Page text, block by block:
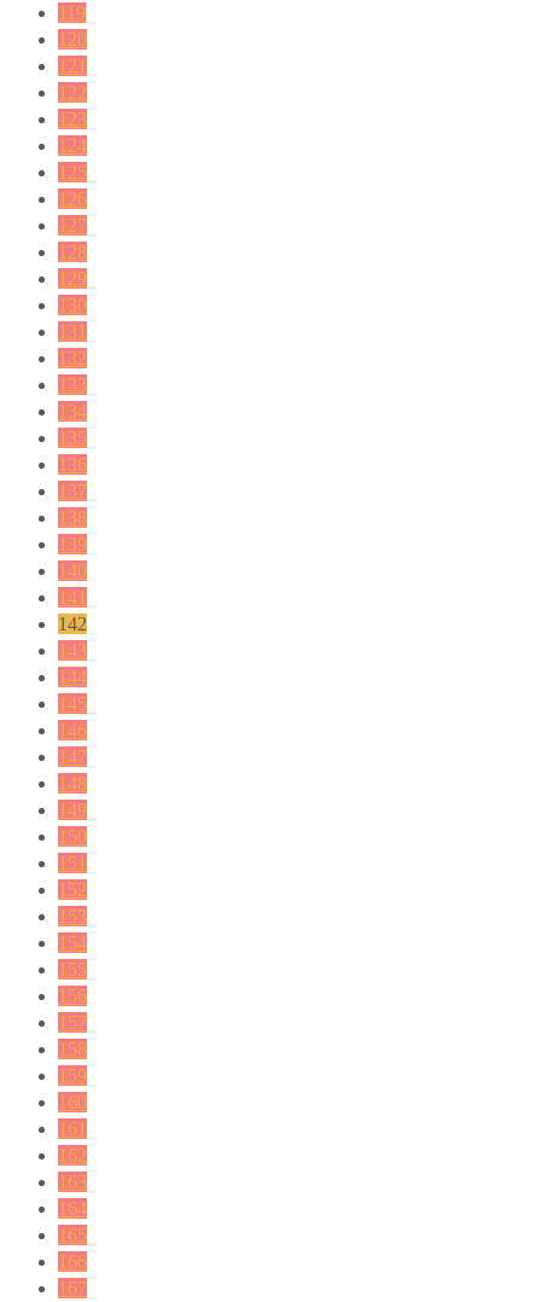
119
120
121
122
123
124
125
126
127
128
129
130
131
132
133
134
135
136
137
138
139
140
141
142
143
144
145
146
147
148
149
150
151
152
153
154
155
156
157
158
159
160
161
162
163
164
165
166
167